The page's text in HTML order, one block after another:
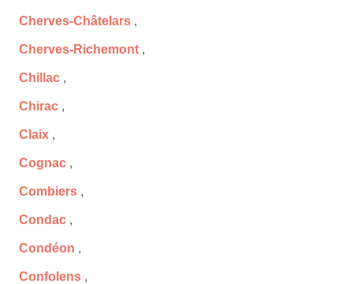
Cherves-Châtelars ,
Cherves-Richemont ,
Chillac ,
Chirac ,
Claix ,
Cognac ,
Combiers ,
Condac ,
Condéon ,
Confolens ,